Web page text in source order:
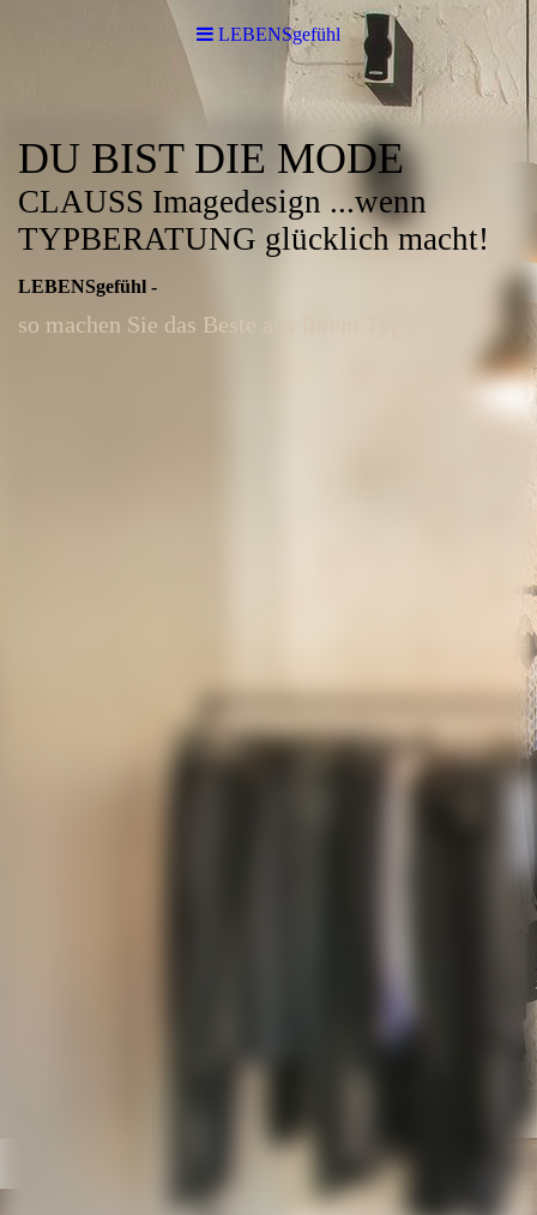
LEBENSgefühl
DU BIST DIE MODE
CLAUSS Imagedesign ...wenn
TYPBERATUNG glücklich macht!
LEBENSgefühl -
so machen Sie das Beste aus Ihrem Typ !